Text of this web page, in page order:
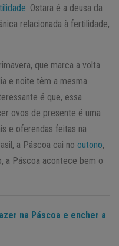
. Ostara é a deusa da
relacionada à fertilidade,
que marca a volta
e noite têm a mesma
é que, essa
ovos de presente é uma
e oferendas feitas na
a Páscoa cai no outono,
a Páscoa acontece bem o
na Páscoa e encher a